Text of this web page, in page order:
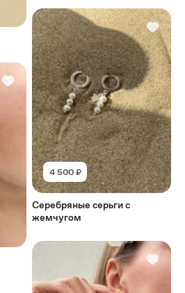
4 500 ₽
Серебряные серьги с
жемчугом